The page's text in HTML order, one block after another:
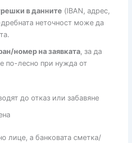
в данните (IBAN, адрес,
неточност може да
номер на заявката, за да
по-лесно при нужда от
до отказ или забавяне
лице, а банковата сметка/